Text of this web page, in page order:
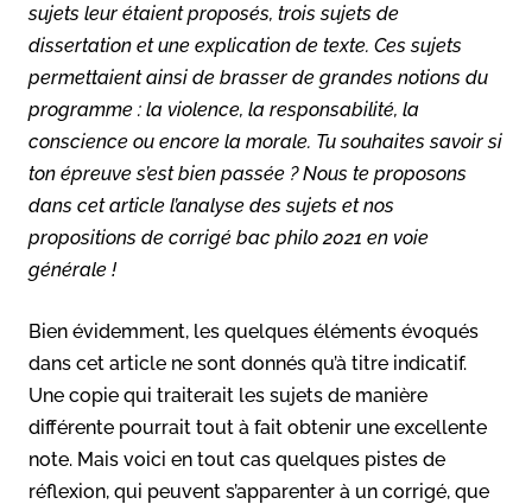
sujets leur étaient proposés, trois sujets de
dissertation et une explication de texte. Ces sujets
permettaient ainsi de brasser de grandes notions du
programme : la violence, la responsabilité, la
conscience ou encore la morale. Tu souhaites savoir si
ton épreuve s’est bien passée ? Nous te proposons
dans cet article l’analyse des sujets et nos
propositions de corrigé bac philo 2021 en voie
générale !
Bien évidemment, les quelques éléments évoqués
dans cet article ne sont donnés qu’à titre indicatif.
Une copie qui traiterait les sujets de manière
différente pourrait tout à fait obtenir une excellente
note. Mais voici en tout cas quelques pistes de
réflexion, qui peuvent s’apparenter à un corrigé, que